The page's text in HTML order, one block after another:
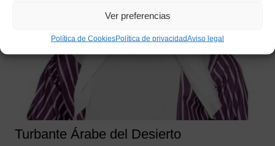
Ver preferencias
Política de CookiesPolítica de privacidadAviso legal
Turbante Árabe del Desierto